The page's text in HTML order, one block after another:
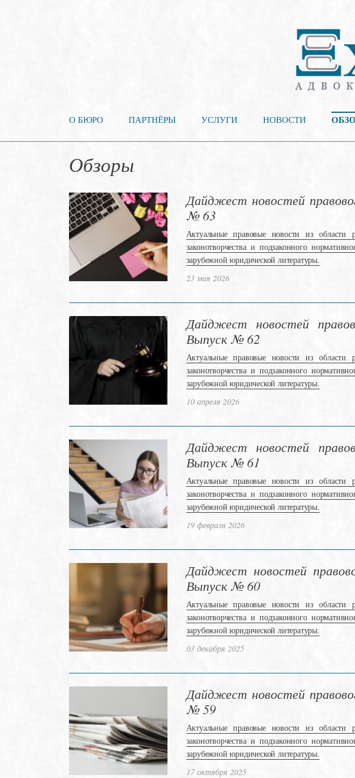
О БЮРО ПАРТНЁРЫ УСЛУГИ НОВОСТИ
Обзоры
Дайджест новостей
№ 63
Актуальные правовые новости из области
законотворчества и подзаконного
зарубежной юридической литературы.
23 мая 2026
Дайджест новостей
Выпуск № 62
Актуальные правовые новости из области
законотворчества и подзаконного
зарубежной юридической литературы.
10 апреля 2026
Дайджест новостей
Выпуск № 61
Актуальные правовые новости из области
законотворчества и подзаконного
зарубежной юридической литературы.
19 февраля 2026
Дайджест новостей
Выпуск № 60
Актуальные правовые новости из области
законотворчества и подзаконного
зарубежной юридической литературы.
03 декабря 2025
Дайджест новостей
№ 59
Актуальные правовые новости из области
законотворчества и подзаконного
зарубежной юридической литературы.
17 октября 2025